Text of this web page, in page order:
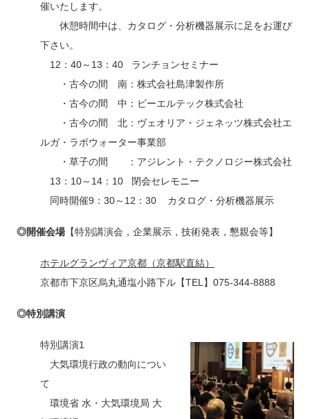
催いたします。
休憩時間中は、カタログ・分析機器展示に足をお運び
下さい。
12：40～13：40 ランチョンセミナー
・古今の間 南：株式会社島津製作所
・古今の間 中：ビーエルテック株式会社
・古今の間 北：ヴェオリア・ジェネッツ株式会社エ
ルガ・ラボウォーター事業部
・草子の間 ：アジレント・テクノロジー株式会社
13：10～14：10 閉会セレモニー
同時開催9：30～12：30 カタログ・分析機器展示
◎開催会場【特別講演会，企業展示，技術発表，懇親会等】
ホテルグランヴィア京都（京都駅直結）
京都市下京区烏丸通塩小路下ル【TEL】075-344-8888
◎特別講演
特別講演1
大気環境行政の動向につい
て
環境省 水・大気環境局 大